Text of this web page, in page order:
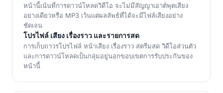
หน้านี้เน้นที่การดาวน์โหลดวิดีโอ จะไม่มีสัญญาเอาต์พุตเสียง
อย่างเดียวหรือ MP3 เว้นแต่ผลลัพธ์ที่ได้จะมีไฟล์เสียงอย่าง
ชัดเจน
โปรไฟล์ เสียง เรื่องราว และรายการสด
การเก็บถาวรโปรไฟล์ หน้าเสียง เรื่องราว สตรีมสด วิดีโอส่วนตัว
และการดาวน์โหลดเป็นกลุ่มอยู่นอกขอบเขตการรับประกันของ
หน้านี้